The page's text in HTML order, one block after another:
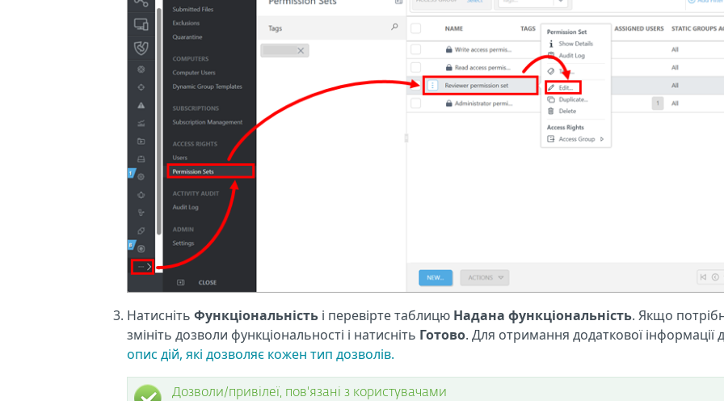
Натисніть Функціональність і перевірте таблицю Надана функціональність. Якщо
змініть дозволи функціональності і натисніть Готово. Для отримання додаткової інформації
опис дій, які дозволяє кожен тип дозволів.
Дозволи/привілеї, пов'язані з користувачами